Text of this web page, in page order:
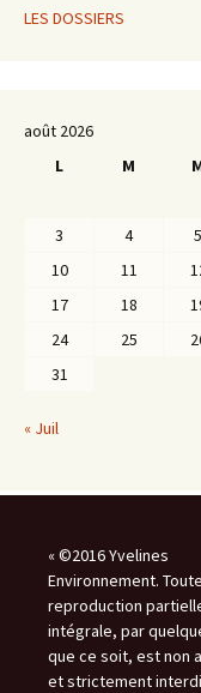
LES DOSSIERS
août 2026
L
M
3
4 5
10
11
17
18
24
25
31
« Juil
« ©2016 Yvelines
Environnement. Toute
reproduction
intégrale, par
que ce soit, est non
et strictement